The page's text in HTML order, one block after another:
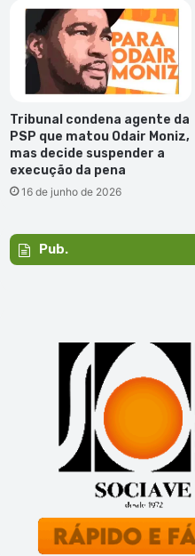
Tribunal condena agente da
PSP que matou Odair Moniz,
mas decide suspender a
execução da pena
16 de junho de 2026
Pub.